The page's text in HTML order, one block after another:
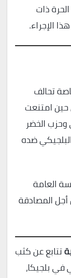
ذات
الإجراء.
تحالف
حين امتنعت
وحزب الخضر
ضده
العامة
أجل المصادقة
تتابع عن كثب
بلجيكا،